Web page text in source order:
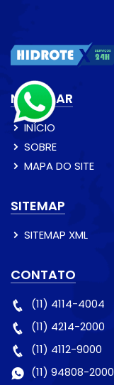
NAVEGAR
INÍCIO
SOBRE
MAPA DO SITE
SITEMAP
SITEMAP XML
CONTATO
(11) 4114-4004
(11) 4214-2000
(11) 4112-9000
(11) 94808-2000